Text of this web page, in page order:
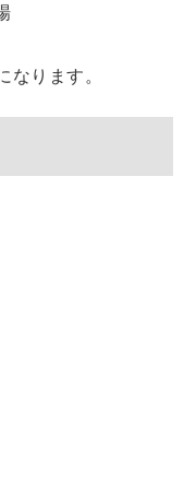
なります。